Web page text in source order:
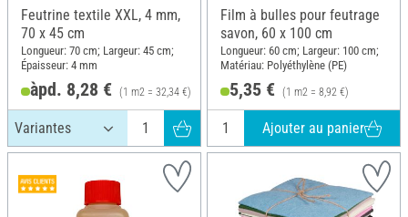
Feutrine textile XXL, 4 mm,
70 x 45 cm
Longueur: 70 cm; Largeur: 45 cm;
Épaisseur: 4 mm
àpd. 8,28 € (1 m2 = 32,34 €)
Film à bulles pour feutrage
savon, 60 x 100 cm
Longueur: 60 cm; Largeur: 100 cm;
Matériau: Polyéthylène (PE)
5,35 € (1 m2 = 8,92 €)
Ajouter au panier